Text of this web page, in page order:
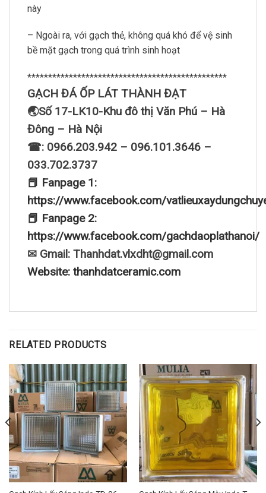
này
– Ngoài ra, với gạch thẻ, không quá khó để vệ sinh
bề mặt gạch trong quá trình sinh hoạt
************************************************
GẠCH ĐÁ ỐP LÁT THÀNH ĐẠT
🌏Số 17-LK10-Khu đô thị Văn Phú – Hà
Đông – Hà Nội
☎: 0966.203.942 – 096.101.3646 –
033.702.3737
📕 Fanpage 1:
https://www.facebook.com/
📕 Fanpage 2:
https://www.facebook.com/gachdaoplathanoi/
✉ Gmail: Thanhdat.vlxdht@gmail.com
Website: thanhdatceramic.com
RELATED PRODUCTS